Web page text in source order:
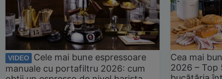
VIDEO
Cele mai bune espressoare
manuale cu portafiltru 2026: cum
Cea mai
2026 –